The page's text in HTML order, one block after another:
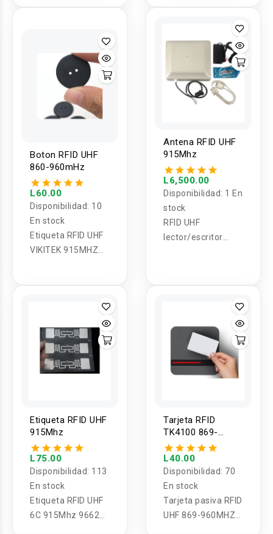
etiqueta rfid de
Boton RFID UHF
860-960mHz
L60.00
Disponibilidad: 10
En stock
Etiqueta RFID UHF
VIKITEK 915MHZ
botón
Antena RFID UHF
915Mhz
L6,500.00
Disponibilidad: 1 En
stock
RFID UHF
lector/escritor
almacén
Etiqueta RFID UHF
915Mhz
L75.00
Disponibilidad: 113
En stock
Etiqueta RFID UHF
6C 915Mhz 9662
Tarjeta RFID
TK4100 869-
960MHZ
L40.00
Disponibilidad: 70
En stock
Tarjeta pasiva RFID
UHF 869-960MHZ